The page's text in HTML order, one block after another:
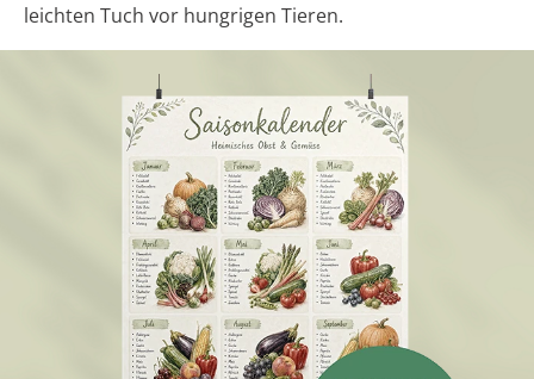
leichten Tuch vor hungrigen Tieren.